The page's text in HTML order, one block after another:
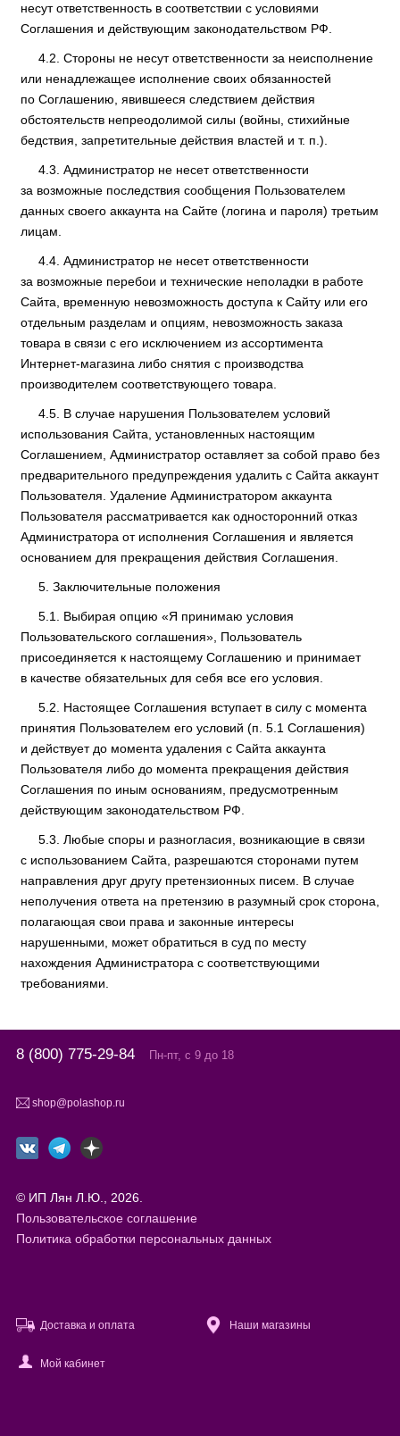
несут ответственность в соответствии с условиями
Соглашения и действующим законодательством РФ.
Стороны не несут ответственности за неисполнение
или ненадлежащее исполнение своих обязанностей
по Соглашению, явившееся следствием действия
обстоятельств непреодолимой силы (войны, стихийные
бедствия, запретительные действия властей и т. п.).
Администратор не несет ответственности
за возможные последствия сообщения Пользователем
данных своего аккаунта на Сайте (логина и пароля) третьим
лицам.
Администратор не несет ответственности
за возможные перебои и технические неполадки в работе
Сайта, временную невозможность доступа к Сайту или его
отдельным разделам и опциям, невозможность заказа
товара в связи с его исключением из ассортимента
Интернет-магазина либо снятия с производства
производителем соответствующего товара.
В случае нарушения Пользователем условий
использования Сайта, установленных настоящим
Соглашением, Администратор оставляет за собой право без
предварительного предупреждения удалить с Сайта аккаунт
Пользователя. Удаление Администратором аккаунта
Пользователя рассматривается как односторонний отказ
Администратора от исполнения Соглашения и является
основанием для прекращения действия Соглашения.
Заключительные положения
Выбирая опцию «Я принимаю условия
Пользовательского соглашения», Пользователь
присоединяется к настоящему Соглашению и принимает
в качестве обязательных для себя все его условия.
Настоящее Соглашения вступает в силу с момента
принятия Пользователем его условий (п. 5.1 Соглашения)
и действует до момента удаления с Сайта аккаунта
Пользователя либо до момента прекращения действия
Соглашения по иным основаниям, предусмотренным
действующим законодательством РФ.
Любые споры и разногласия, возникающие в связи
с использованием Сайта, разрешаются сторонами путем
направления друг другу претензионных писем. В случае
неполучения ответа на претензию в разумный срок сторона,
полагающая свои права и законные интересы
нарушенными, может обратиться в суд по месту
нахождения Администратора с соответствующими
требованиями.
8 (800) 775-29-84 Пн-пт, с 9 до 18
shop@polashop.ru
© ИП Лян Л.Ю., 2026.
Пользовательское соглашение
Политика обработки персональных данных
Доставка и оплата Наши магазины
Мой кабинет